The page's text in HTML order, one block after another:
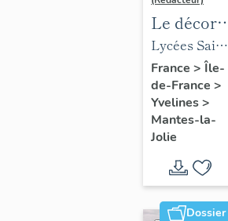
Le décor
des lycées
de Mantes
Lycées Saint-
Exupéry et
Jean Rostand
France > Île-
de-France >
Yvelines>
Mantes-la-
Jolie
Dossier